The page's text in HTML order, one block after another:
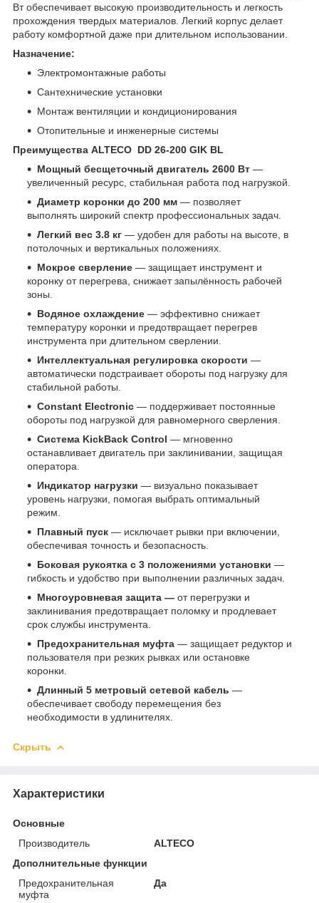
Вт обеспечивает высокую производительность и легкость
прохождения твердых материалов. Легкий корпус делает
работу комфортной даже при длительном использовании.
Назначение:
Электромонтажные работы
Сантехнические установки
Монтаж вентиляции и кондиционирования
Отопительные и инженерные системы
Преимущества ALTECO DD 26-200 GIK BL
Мощный бесщеточный двигатель 2600 Вт —
увеличенный ресурс, стабильная работа под нагрузкой.
Диаметр коронки до 200 мм — позволяет
выполнять широкий спектр профессиональных задач.
Легкий вес 3.8 кг — удобен для работы на высоте, в
потолочных и вертикальных положениях.
Мокрое сверление — защищает инструмент и
коронку от перегрева, снижает запылённость рабочей
зоны.
Водяное охлаждение — эффективно снижает
температуру коронки и предотвращает перегрев
инструмента при длительном сверлении.
Интеллектуальная регулировка скорости —
автоматически подстраивает обороты под нагрузку для
стабильной работы.
Constant Electronic — поддерживает постоянные
обороты под нагрузкой для равномерного сверления.
Система KickBack Control — мгновенно
останавливает двигатель при заклинивании, защищая
оператора.
Индикатор нагрузки — визуально показывает
уровень нагрузки, помогая выбрать оптимальный
режим.
Плавный пуск — исключает рывки при включении,
обеспечивая точность и безопасность.
Боковая рукоятка с 3 положениями установки —
гибкость и удобство при выполнении различных задач.
Многоуровневая защита — от перегрузки и
заклинивания предотвращает поломку и продлевает
срок службы инструмента.
Предохранительная муфта — защищает редуктор и
пользователя при резких рывках или остановке
коронки.
Длинный 5 метровый сетевой кабель —
обеспечивает свободу перемещения без
необходимости в удлинителях.
Скрыть
Характеристики
Основные
Производитель
ALTECO
Дополнительные функции
Предохранительная
муфта
Да